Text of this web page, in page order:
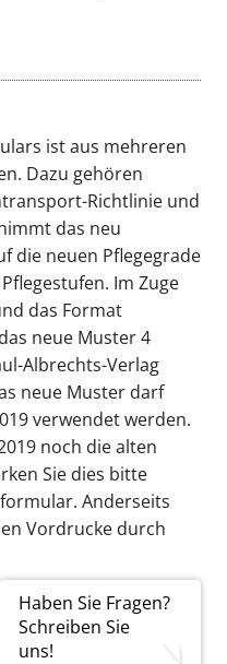
Haben Sie Fragen?
Schreiben Sie
uns!
ist aus mehreren
Dazu gehören
Richtlinie und
das neu
die neuen Pflegegrade
Im Zuge
das Format
neue Muster 4
Albrechts-Verlag
neue Muster darf
verwendet werden.
noch die alten
Sie dies bitte
Anderseits
Vordrucke durch